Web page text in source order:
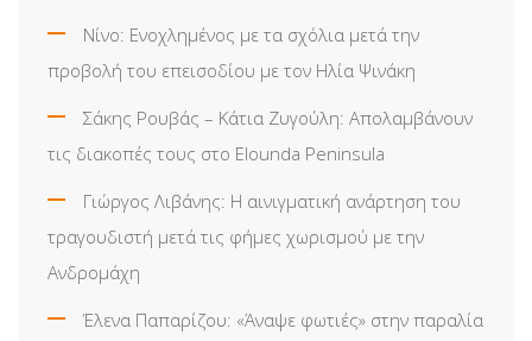
Νίνο: Ενοχλημένος με τα σχόλια μετά την
προβολή του επεισοδίου με τον Ηλία Ψινάκη
Σάκης Ρουβάς – Κάτια Ζυγούλη: Απολαμβάνουν
τις διακοπές τους στο Elounda Peninsula
Γιώργος Λιβάνης: Η αινιγματική ανάρτηση του
τραγουδιστή μετά τις φήμες χωρισμού με την
Ανδρομάχη
Έλενα Παπαρίζου: «Άναψε φωτιές» στην παραλία